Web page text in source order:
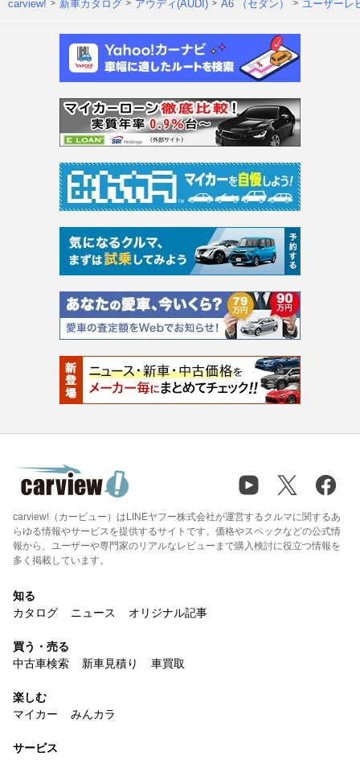
carview! 新車カタログ アウディ(AUDI) A6 （セダン） ユーザーレ
carview!（カービュー）はLINEヤフー株式会社が運営するクルマに関するあ
らゆる情報やサービスを提供するサイトです。価格やスペックなどの公式情
報から、ユーザーや専門家のリアルなレビューまで購入検討に役立つ情報を
多く掲載しています。
知る
カタログ
ニュース オリジナル記事
買う・売る
中古車検索
新車見積り 車買取
楽しむ
マイカー
みんカラ
サービス